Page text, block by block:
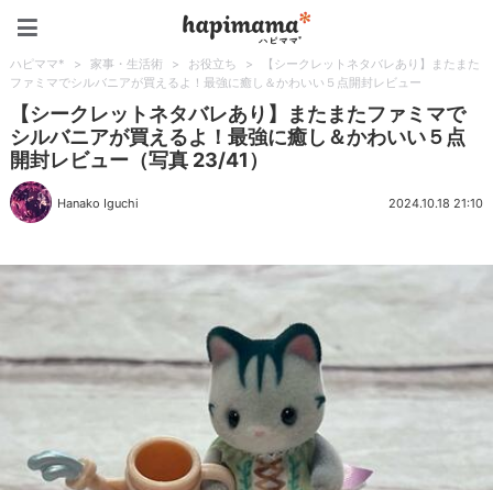
ハピママ* > 家事・生活術 > お役立ち >
【シークレットネタバレあり】またまた
ファミマでシルバニアが買えるよ！最強に癒し＆かわいい５点開封レビュー
【シークレットネタバレあり】またまたファミマで
シルバニアが買えるよ！最強に癒し＆かわいい５点
開封レビュー（写真 23/41）
Hanako Iguchi 2024.10.18 21:10